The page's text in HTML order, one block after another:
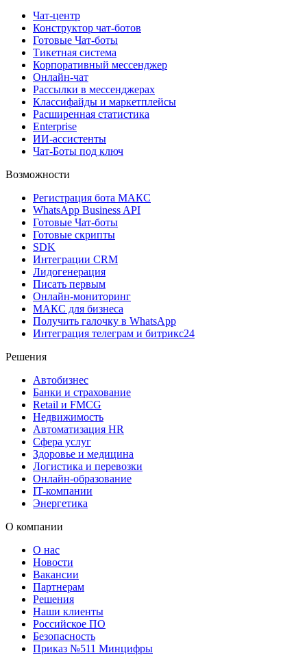
Чат-центр
Конструктор чат-ботов
Готовые Чат-боты
Тикетная система
Корпоративный мессенджер
Онлайн-чат
Рассылки в мессенджерах
Классифайды и маркетплейсы
Расширенная статистика
Enterprise
ИИ-ассистенты
Чат-Боты под ключ
Возможности
Регистрация бота MAКС
WhatsApp Business API
Готовые Чат-боты
Готовые скрипты
SDK
Интеграции CRM
Лидогенерация
Писать первым
Онлайн-мониторинг
MAКС для бизнеса
Получить галочку в WhatsApp
Интеграция телеграм и битрикс24
Решения
Автобизнес
Банки и страхование
Retail и FMCG
Недвижимость
Автоматизация HR
Сфера услуг
Здоровье и медицина
Логистика и перевозки
Онлайн-образование
IT-компании
Энергетика
О компании
О нас
Новости
Вакансии
Партнерам
Решения
Наши клиенты
Российское ПО
Безопасность
Приказ №511 Минцифры